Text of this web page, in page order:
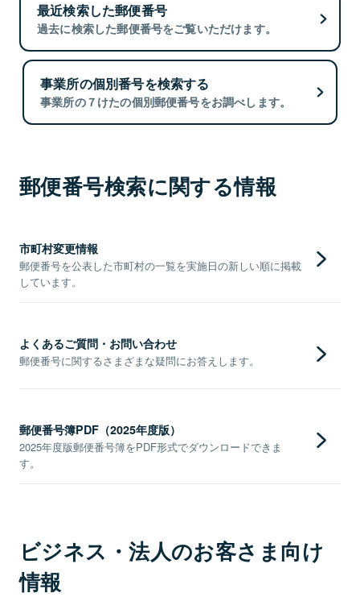
最近検索した郵便番号
過去に検索した郵便番号をご覧いただけます。
事業所の個別番号を検索する
事業所の７けたの個別郵便番号をお調べします。
郵便番号検索に関する情報
市町村変更情報
郵便番号を公表した市町村の一覧を実施日の新しい順に掲載
しています。
よくあるご質問・お問い合わせ
郵便番号に関するさまざまな疑問にお答えします。
郵便番号簿PDF（2025年度版）
2025年度版郵便番号簿をPDF形式でダウンロードできま
す。
ビジネス・法人のお客さま向け
情報